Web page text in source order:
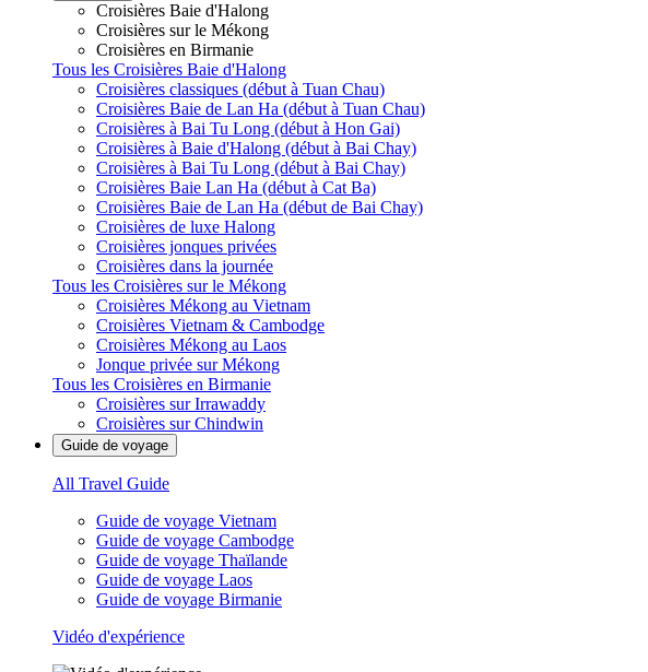
Croisières Baie d'Halong
Croisières sur le Mékong
Croisières en Birmanie
Tous les Croisières Baie d'Halong
Croisières classiques (début à Tuan Chau)
Croisières Baie de Lan Ha (début à Tuan Chau)
Croisières à Bai Tu Long (début à Hon Gai)
Croisières à Baie d'Halong (début à Bai Chay)
Croisières à Bai Tu Long (début à Bai Chay)
Croisières Baie Lan Ha (début à Cat Ba)
Croisières Baie de Lan Ha (début de Bai Chay)
Croisières de luxe Halong
Croisières jonques privées
Croisières dans la journée
Tous les Croisières sur le Mékong
Croisières Mékong au Vietnam
Croisières Vietnam & Cambodge
Croisières Mékong au Laos
Jonque privée sur Mékong
Tous les Croisières en Birmanie
Croisières sur Irrawaddy
Croisières sur Chindwin
Guide de voyage
All Travel Guide
Guide de voyage Vietnam
Guide de voyage Cambodge
Guide de voyage Thaïlande
Guide de voyage Laos
Guide de voyage Birmanie
Vidéo d'expérience